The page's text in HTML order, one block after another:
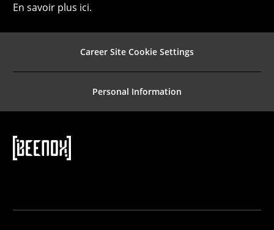
En savoir plus ici.
Career Site Cookie Settings
Personal Information